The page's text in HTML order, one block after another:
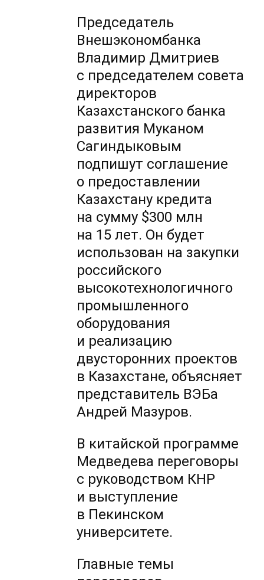
Председатель
Внешэкономбанка
Владимир Дмитриев
с председателем совета
директоров
Казахстанского банка
развития Муканом
Сагиндыковым
подпишут соглашение
о предоставлении
Казахстану кредита
на сумму $300 млн
на 15 лет. Он будет
использован на закупки
российского
высокотехнологичного
промышленного
оборудования
и реализацию
двусторонних проектов
в Казахстане, объясняет
представитель ВЭБа
Андрей Мазуров.
В китайской программе
Медведева переговоры
с руководством КНР
и выступление
в Пекинском
университете.
Главные темы